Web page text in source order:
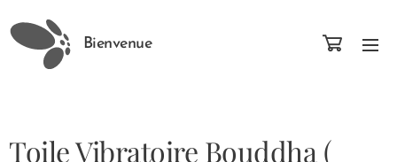
Bienvenue
Toile Vibratoire Bouddha (